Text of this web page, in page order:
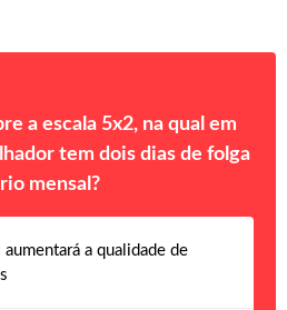
a escala 5x2, na qual em
tem dois dias de folga
mensal?
a qualidade de